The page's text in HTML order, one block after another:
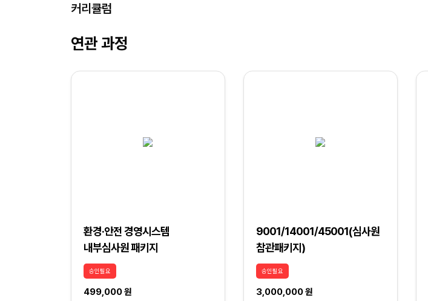
커리큘럼
연관 과정
환경·안전 경영시스템
내부심사원 패키지
승인필요
499,000 원
9001/14001/45001(심사원
참관패키지)
승인필요
3,000,000 원